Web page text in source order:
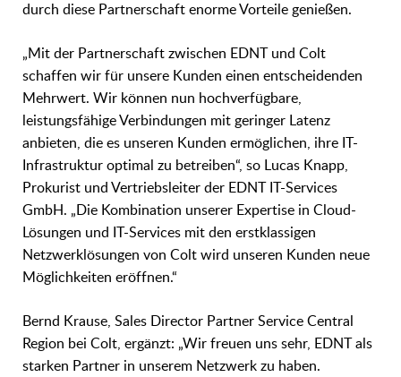
durch diese Partnerschaft enorme Vorteile genießen.
„Mit der Partnerschaft zwischen EDNT und Colt
schaffen wir für unsere Kunden einen entscheidenden
Mehrwert. Wir können nun hochverfügbare,
leistungsfähige Verbindungen mit geringer Latenz
anbieten, die es unseren Kunden ermöglichen, ihre IT-
Infrastruktur optimal zu betreiben“, so Lucas Knapp,
Prokurist und Vertriebsleiter der EDNT IT-Services
GmbH. „Die Kombination unserer Expertise in Cloud-
Lösungen und IT-Services mit den erstklassigen
Netzwerklösungen von Colt wird unseren Kunden neue
Möglichkeiten eröffnen.“
Bernd Krause, Sales Director Partner Service Central
Region bei Colt, ergänzt: „Wir freuen uns sehr, EDNT als
starken Partner in unserem Netzwerk zu haben.